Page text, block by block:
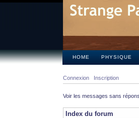
HOME PHYSIQUE
Connexion Inscription
Voir les messages sans
Index du forum